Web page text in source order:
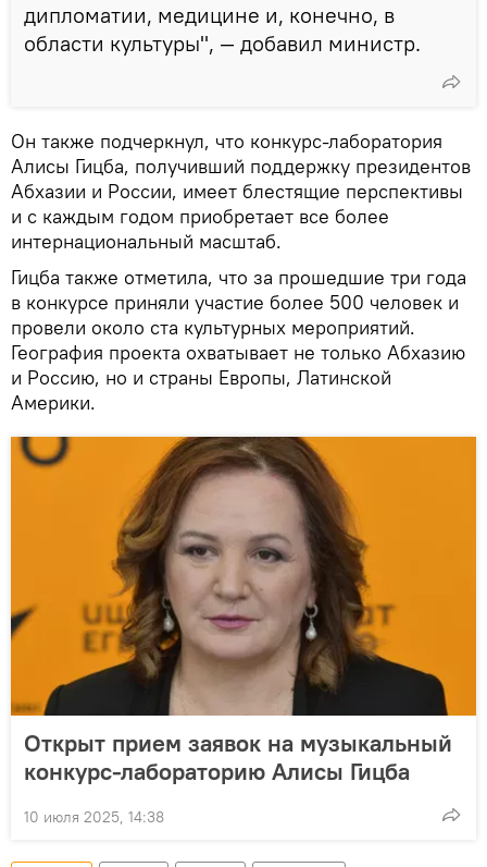
дипломатии, медицине и, конечно, в
области культуры", — добавил министр.
Он также подчеркнул, что конкурс-лаборатория
Алисы Гицба, получивший поддержку президентов
Абхазии и России, имеет блестящие перспективы
и с каждым годом приобретает все более
интернациональный масштаб.
Гицба также отметила, что за прошедшие три года
в конкурсе приняли участие более 500 человек и
провели около ста культурных мероприятий.
География проекта охватывает не только Абхазию
и Россию, но и страны Европы, Латинской
Америки.
Открыт прием заявок на музыкальный
конкурс-лабораторию Алисы Гицба
10 июля 2025, 14:38